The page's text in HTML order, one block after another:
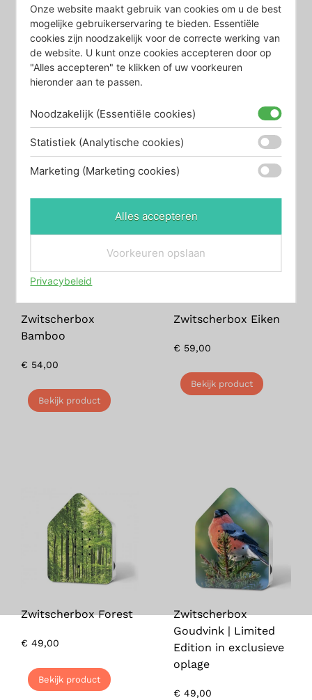
Heidibox Wit
84,90
Bekijk product
Oceanbox Vintage
Hout
€59,00
Zwitscherbox
Bamboo
€ 54,00
Bekijk product
Zwitscherbox Eiken
€ 59,00
Bekijk product
Zwitscherbox Forest
€ 49,00
Bekijk product
Zwitscherbox
Goudvink | Limited
Edition in exclusieve
oplage
€ 49,00
Onze website maakt gebruik van cookies om u de best
mogelijke gebruikerservaring te bieden. Essentiële
cookies zijn noodzakelijk voor de correcte werking van
de website. U kunt onze cookies accepteren door op
"Alles accepteren" te klikken of uw voorkeuren
hieronder aan te passen.
Noodzakelijk (Essentiële cookies)
Statistiek (Analytische cookies)
Marketing (Marketing cookies)
Alles accepteren
Voorkeuren opslaan
Privacybeleid